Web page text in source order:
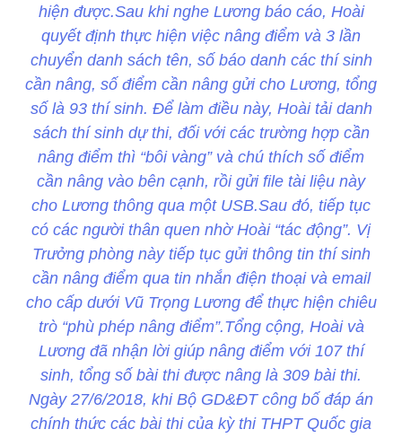
hiện được.Sau khi nghe Lương báo cáo, Hoài
quyết định thực hiện việc nâng điểm và 3 lần
chuyển danh sách tên, số báo danh các thí sinh
cần nâng, số điểm cần nâng gửi cho Lương, tổng
số là 93 thí sinh. Để làm điều này, Hoài tải danh
sách thí sinh dự thi, đối với các trường hợp cần
nâng điểm thì “bôi vàng” và chú thích số điểm
cần nâng vào bên cạnh, rồi gửi file tài liệu này
cho Lương thông qua một USB.Sau đó, tiếp tục
có các người thân quen nhờ Hoài “tác động”. Vị
Trưởng phòng này tiếp tục gửi thông tin thí sinh
cần nâng điểm qua tin nhắn điện thoại và email
cho cấp dưới Vũ Trọng Lương để thực hiện chiêu
trò “phù phép nâng điểm”.Tổng cộng, Hoài và
Lương đã nhận lời giúp nâng điểm với 107 thí
sinh, tổng số bài thi được nâng là 309 bài thi.
Ngày 27/6/2018, khi Bộ GD&ĐT công bố đáp án
chính thức các bài thi của kỳ thi THPT Quốc gia